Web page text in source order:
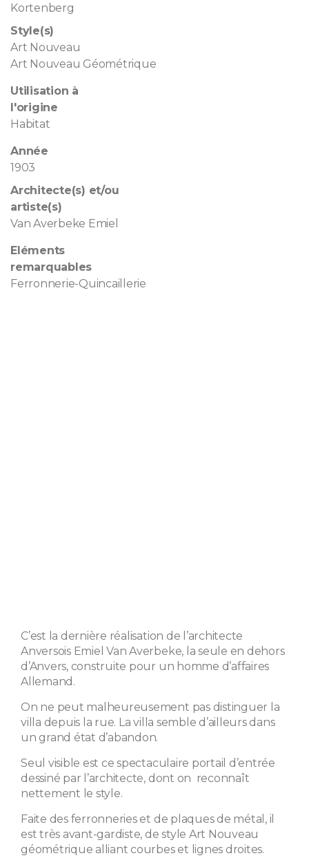
Kortenberg
Style(s)
Art Nouveau
Art Nouveau Géométrique
Utilisation à
l'origine
Habitat
Année
1903
Architecte(s) et/ou
artiste(s)
Van Averbeke Emiel
Eléments
remarquables
Ferronnerie-Quincaillerie
C’est la dernière réalisation de l’architecte
Anversois Emiel Van Averbeke, la seule en dehors
d’Anvers, construite pour un homme d’affaires
Allemand.
On ne peut malheureusement pas distinguer la
villa depuis la rue. La villa semble d’ailleurs dans
un grand état d’abandon.
Seul visible est ce spectaculaire portail d’entrée
dessiné par l’architecte, dont on reconnaît
nettement le style.
Faite des ferronneries et de plaques de métal, il
est très avant-gardiste, de style Art Nouveau
géométrique alliant courbes et lignes droites.